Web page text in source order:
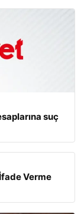
suç
Verme